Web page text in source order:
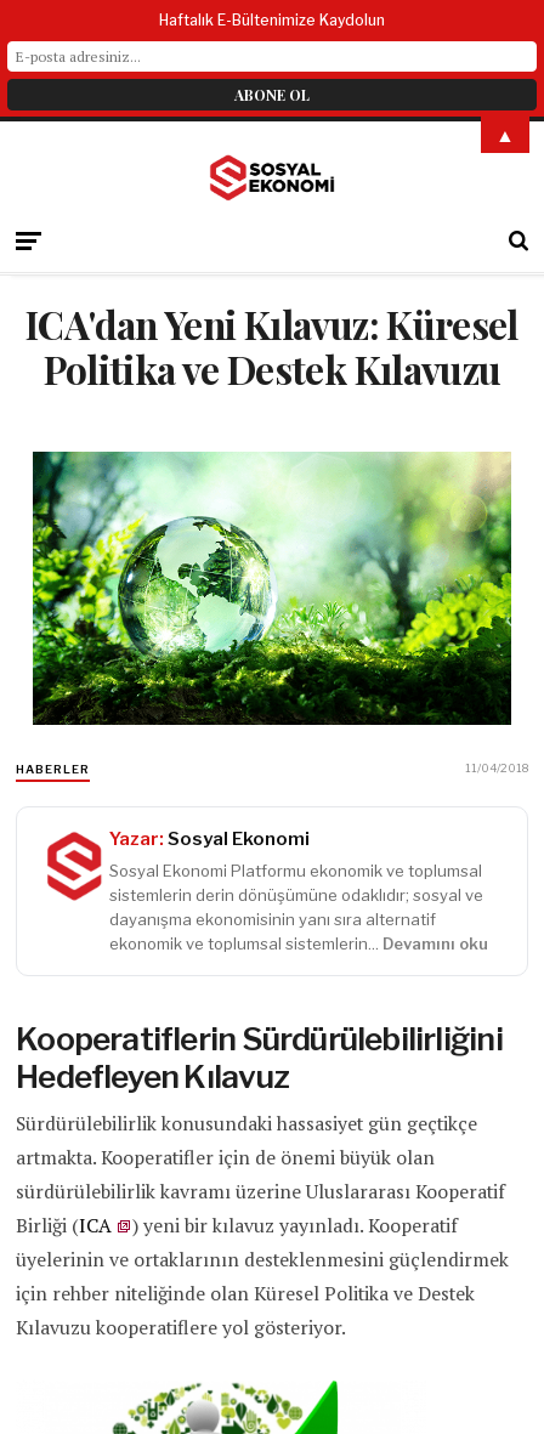
ICA'dan Yeni Kılavuz: Küresel
Politika ve Destek Kılavuzu
HABERLER 11/04/2018
Yazar: Sosyal Ekonomi
Sosyal Ekonomi Platformu ekonomik ve toplumsal
sistemlerin derin dönüşümüne odaklıdır; sosyal ve
dayanışma ekonomisinin yanı sıra alternatif
ekonomik ve toplumsal sistemlerin... Devamını oku
Kooperatiflerin Sürdürülebilirliğini
Hedefleyen Kılavuz
Sürdürülebilirlik konusundaki hassasiyet gün geçtikçe
artmakta. Kooperatifler için de önemi büyük olan
sürdürülebilirlik kavramı üzerine Uluslararası Kooperatif
Birliği (ICA
) yeni bir kılavuz yayınladı. Kooperatif
üyelerinin ve ortaklarının desteklenmesini güçlendirmek
için rehber niteliğinde olan Küresel Politika ve Destek
Kılavuzu kooperatiflere yol gösteriyor.
Haftalık E-Bültenimize Kaydolun
▲